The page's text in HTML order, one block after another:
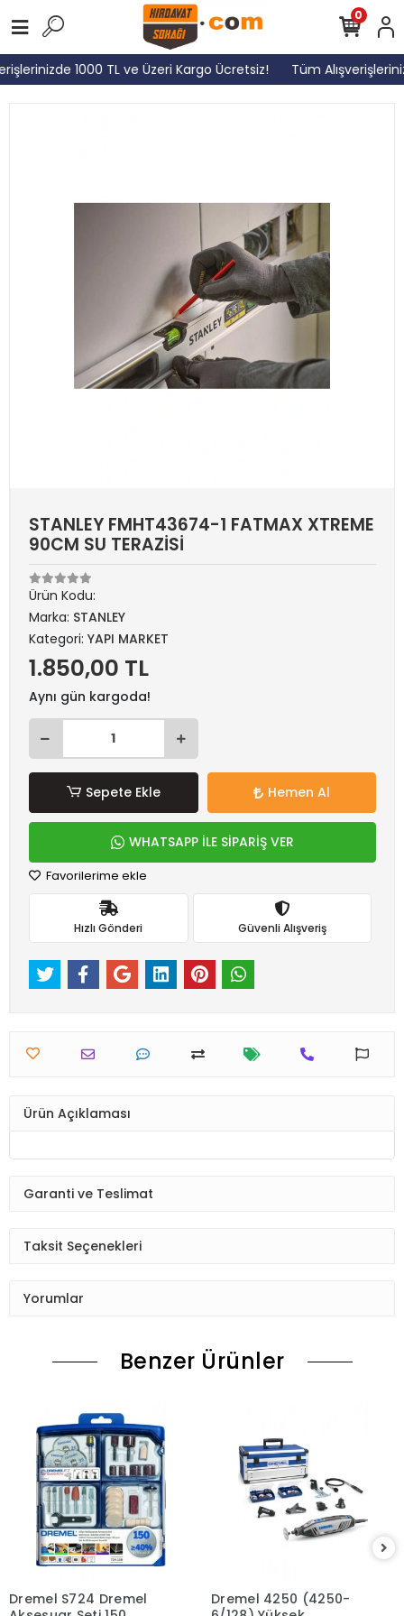
1000 TL ve Üzeri Kargo Ücretsiz! Tüm
0
STANLEY FMHT43674-1 FATMAX XTREME
90CM SU TERAZİSİ
Ürün Kodu:
Marka: STANLEY
Kategori: YAPI MARKET
1.850,00 TL
Aynı gün kargoda!
Sepete Ekle Hemen Al
WHATSAPP İLE SİPARİŞ VER
Favorilerime ekle
Hızlı Gönderi Güvenli Alışveriş
Ürün Açıklaması
Garanti ve Teslimat
Taksit Seçenekleri
Yorumlar
Benzer Ürünler
Dremel S724 Dremel
Dremel 4250 (4250-